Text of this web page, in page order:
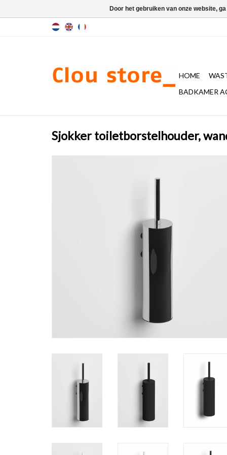
HOME
BADKAMER
Sjokker toiletborstelhouder,
Door het gebruiken van onze website,